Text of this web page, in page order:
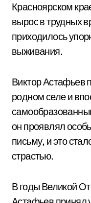
Красноярском
вырос в трудных
приходилось
выживания.
Виктор Астафьев
родном селе и
он проявлял
письму, и это
страстью.
В годы Великой